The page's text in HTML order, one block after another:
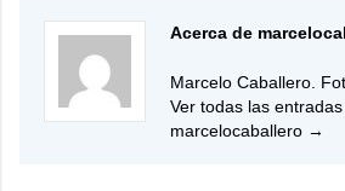
Acerca de
Marcelo Caballero.
Ver todas las
marcelocaballero →